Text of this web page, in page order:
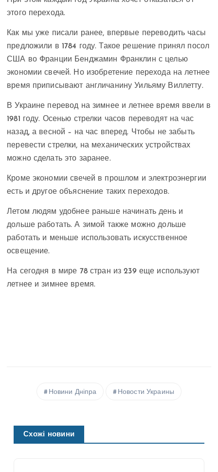
этого перехода.
Как мы уже писали ранее, впервые переводить часы
предложили в 1784 году. Такое решение принял посол
США во Франции Бенджамин Франклин с целью
экономии свечей. Но изобретение перехода на летнее
время приписывают англичанину Уильяму Виллетту.
В Украине перевод на зимнее и летнее время ввели в
1981 году. Осенью стрелки часов переводят на час
назад, а весной – на час вперед. Чтобы не забыть
перевести стрелки, на механических устройствах
можно сделать это заранее.
Кроме экономии свечей в прошлом и электроэнергии
есть и другое объяснение таких переходов.
Летом людям удобнее раньше начинать день и
дольше работать. А зимой также можно дольше
работать и меньше использовать искусственное
освещение.
На сегодня в мире 78 стран из 239 еще используют
летнее и зимнее время.
Новини Дніпра Новости Украины
Схожі новини